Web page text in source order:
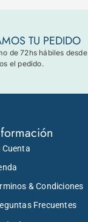
TU PEDIDO
de 72hs hábiles desde
el pedido.
Cuenta
& Condiciones
Frecuentes